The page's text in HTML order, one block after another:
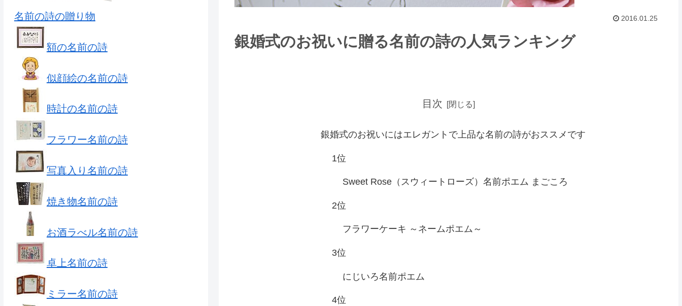
2016.01.25
銀婚式のお祝いに贈る名前の詩の人気ランキング
目次
銀婚式のお祝いにはエレガントで上品な名前の詩がおススメです
1位
Sweet Rose（スウィートローズ）名前ポエム まごころ
2位
フラワーケーキ ～ネームポエム～
3位
にじいろ名前ポエム
4位
名前の詩の贈り物
額の名前の詩
似顔絵の名前の詩
時計の名前の詩
フラワー名前の詩
写真入り名前の詩
焼き物名前の詩
お酒ラべル名前の詩
卓上名前の詩
ミラー名前の詩